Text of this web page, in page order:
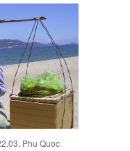
Phu Quoc